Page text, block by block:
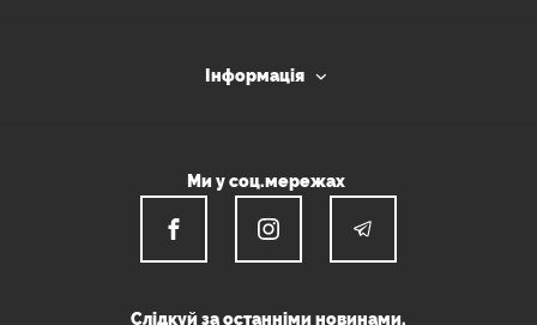
Інформація
Ми у соц.мережах
Слідкуй за останніми новинами.